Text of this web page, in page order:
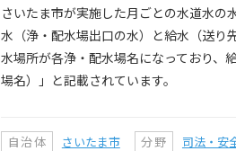
さいたま市が実施した月ごとの水道水
水（浄・配水場出口の水）と給水（送り
水場所が各浄・配水場名になっており、
場名）」と記載されています。
自治体 さいたま市 分野 司法・安